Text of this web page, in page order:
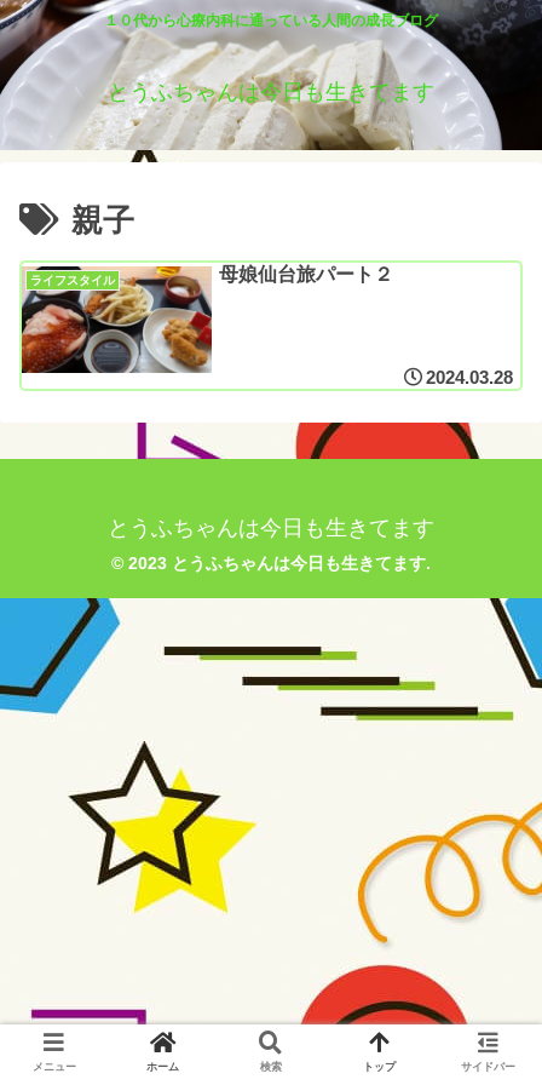
１０代から心療内科に通っている人間の成長ブログ
とうふちゃんは今日も生きてます
親子
ライフスタイル 母娘仙台旅パート２
2024.03.28
とうふちゃんは今日も生きてます
© 2023 とうふちゃんは今日も生きてます.
メニュー ホーム 検索 トップ サイドバー